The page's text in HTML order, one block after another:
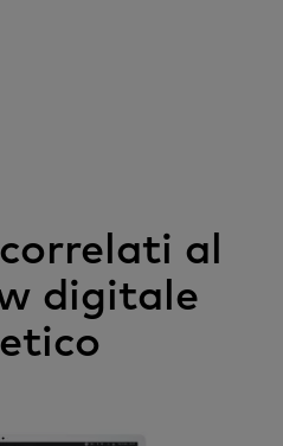
al
digitale